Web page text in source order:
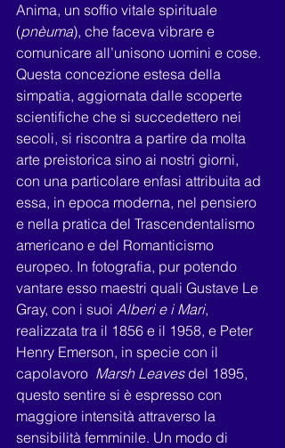
Anima, un soffio vitale spirituale
(pnèuma), che faceva vibrare e
comunicare all’unisono uomini e cose.
Questa concezione estesa della
simpatia, aggiornata dalle scoperte
scientifiche che si succedettero nei
secoli, si riscontra a partire da molta
arte preistorica sino ai nostri giorni,
con una particolare enfasi attribuita ad
essa, in epoca moderna, nel pensiero
e nella pratica del Trascendentalismo
americano e del Romanticismo
europeo. In fotografia, pur potendo
vantare esso maestri quali Gustave Le
Gray, con i suoi Alberi e i Mari,
realizzata tra il 1856 e il 1958, e Peter
Henry Emerson, in specie con il
capolavoro Marsh Leaves del 1895,
questo sentire si è espresso con
maggiore intensità attraverso la
sensibilità femminile. Un modo di